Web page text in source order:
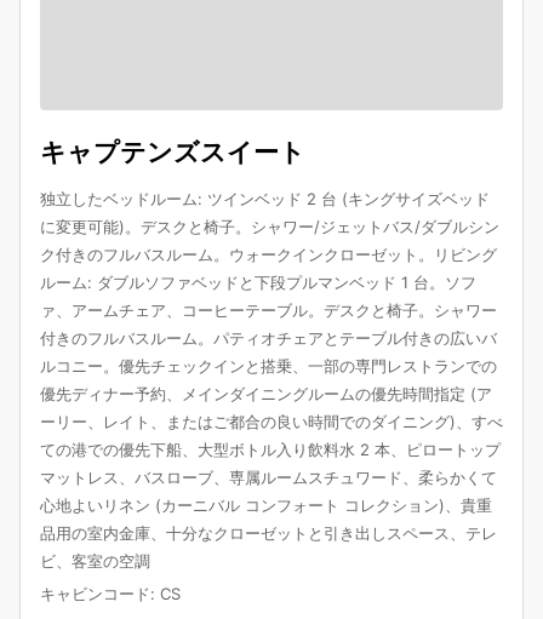
キャプテンズスイート
独立したベッドルーム: ツインベッド 2 台 (キングサイズベッド
に変更可能)。デスクと椅子。シャワー/ジェットバス/ダブルシン
ク付きのフルバスルーム。ウォークインクローゼット。リビング
ルーム: ダブルソファベッドと下段プルマンベッド 1 台。ソフ
ァ、アームチェア、コーヒーテーブル。デスクと椅子。シャワー
付きのフルバスルーム。パティオチェアとテーブル付きの広いバ
ルコニー。優先チェックインと搭乗、一部の専門レストランでの
優先ディナー予約、メインダイニングルームの優先時間指定 (ア
ーリー、レイト、またはご都合の良い時間でのダイニング)、すべ
ての港での優先下船、大型ボトル入り飲料水 2 本、ピロートップ
マットレス、バスローブ、専属ルームスチュワード、柔らかくて
心地よいリネン (カーニバル コンフォート コレクション)、貴重
品用の室内金庫、十分なクローゼットと引き出しスペース、テレ
ビ、客室の空調
キャビンコード: CS